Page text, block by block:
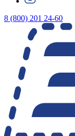
8 (800) 201 24-60